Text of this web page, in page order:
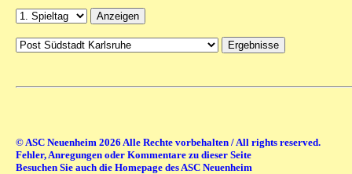
© ASC Neuenheim 2026 Alle Rechte vorbehalten / All rights reserved.
Fehler, Anregungen oder Kommentare zu dieser Seite
Besuchen Sie auch die Homepage des ASC Neuenheim